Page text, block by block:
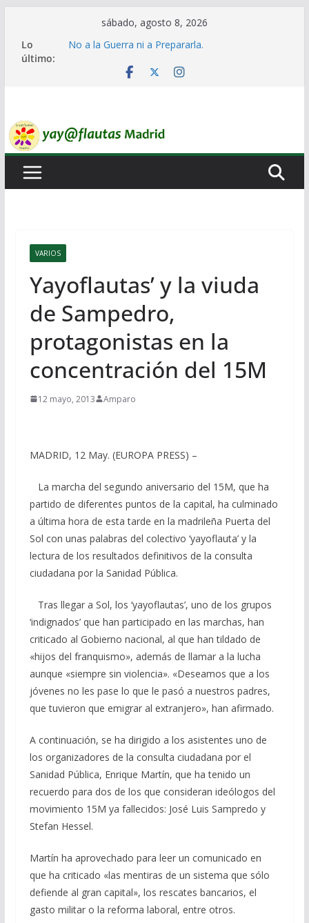
contenido
sábado, agosto 8, 2026
Lo
último:
No a la Guerra ni a Prepararla.
Ni un Euro para el Rearme. Ni un Voto para la
VARIOS
Yayoflautas’ y la viuda
de Sampedro,
protagonistas en la
concentración del 15M
12 mayo, 2013 Amparo
MADRID, 12 May. (EUROPA PRESS) –
La marcha del segundo aniversario del 15M, que ha
partido de diferentes puntos de la capital, ha culminado
a última hora de esta tarde en la madrileña Puerta del
Sol con unas palabras del colectivo ‘yayoflauta’ y la
lectura de los resultados definitivos de la consulta
ciudadana por la Sanidad Pública.
Tras llegar a Sol, los ‘yayoflautas’, uno de los grupos
‘indignados’ que han participado en las marchas, han
criticado al Gobierno nacional, al que han tildado de
«hijos del franquismo», además de llamar a la lucha
aunque «siempre sin violencia». «Deseamos que a los
jóvenes no les pase lo que le pasó a nuestros padres,
que tuvieron que emigrar al extranjero», han afirmado.
A continuación, se ha dirigido a los asistentes uno de
los organizadores de la consulta ciudadana por el
Sanidad Pública, Enrique Martín, que ha tenido un
recuerdo para dos de los que consideran ideólogos del
movimiento 15M ya fallecidos: José Luis Sampredo y
Stefan Hessel.
Martín ha aprovechado para leer un comunicado en
que ha criticado «las mentiras de un sistema que sólo
defiende al gran capital», los rescates bancarios, el
gasto militar o la reforma laboral, entre otros.